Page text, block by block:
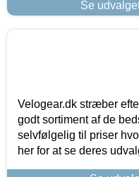
Se
Velogear.dk stræber
godt sortiment af de
selvfølgelig til priser
her for at se deres